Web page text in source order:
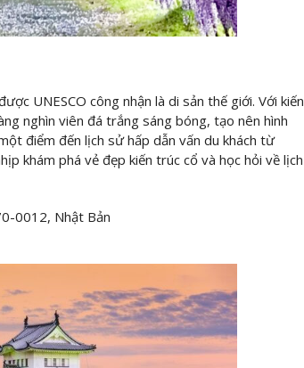
UNESCO công nhận là di sản thế giới. Với kiến
nghìn viên đá trắng sáng bóng, tạo nên hình
điểm đến lịch sử hấp dẫn vấn du khách từ
khám phá vẻ đẹp kiến trúc cổ và học hỏi về lịch
0012, Nhật Bản